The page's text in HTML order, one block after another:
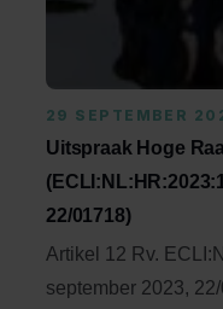
29 SEPTEMBER
Uitspraak Hoge
22/01718)
Artikel 12 Rv.
september 2023,